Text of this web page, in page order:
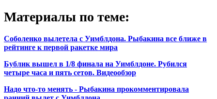
Материалы по теме:
Соболенко вылетела с Уимблдона. Рыбакина все ближе в
рейтинге к первой ракетке мира
Бублик вышел в 1/8 финала на Уимблдоне. Рубился
четыре часа и пять сетов. Видеообзор
Надо что-то менять - Рыбакина прокомментировала